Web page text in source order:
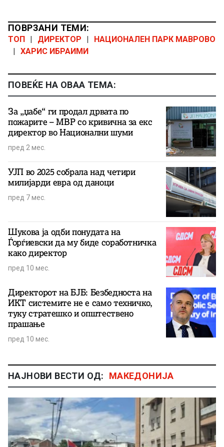
ПОВРЗАНИ ТЕМИ:
ТОП | ДИРЕКТОР |
НАЦИОНАЛЕН ПАРК МАВРОВО
| ХАРИС ИБРАИМИ
ПОВЕЌЕ НА ОВАА ТЕМА:
За „џабе“ ги продал дрвата по
пожарите – МВР со кривична за екс
директор во Национални шуми
пред 2 мес.
УЈП во 2025 собралa над четири
милијарди евра од даноци
пред 7 мес.
Шукова ја одби понудата на
Ѓорѓиевски да му биде соработничка
како директор
пред 10 мес.
Директорот на БЈБ: Безбедноста на
ИКТ системите не е само техничко,
туку стратешко и општествено
прашање
пред 10 мес.
НАЈНОВИ ВЕСТИ ОД: МАКЕДОНИЈА